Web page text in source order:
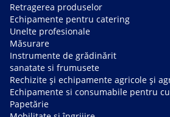
Retragerea produselor
Echipamente pentru catering
Unelte profesionale
Măsurare
Instrumente de grădinărit
sanatate si frumusete
Rechizite și echipamente agricole și
Echipamente si consumabile pentru
Papetărie